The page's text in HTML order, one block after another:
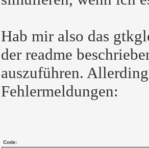
Hab mir also das
der readme
auszuführen.
Fehlermeldungen:
Code: